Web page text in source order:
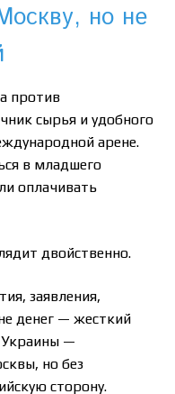
но не
против
сырья и удобного
арене.
в младшего
оплачивать
двойственно.
заявления,
денег — жесткий
Украины —
но без
сторону.